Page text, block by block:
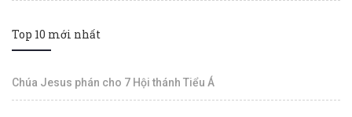
Top 10 mới nhất
Chúa Jesus phán cho 7 Hội thánh Tiểu Á